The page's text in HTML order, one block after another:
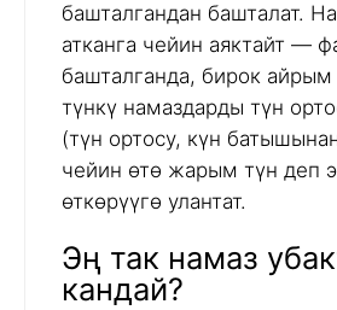
башталгандан башталат.
атканга чейин аяктайт —
башталганда, бирок
түнкү намаздарды түн
(түн ортосу, күн
чейин өтө жарым түн деп
өткөрүүгө улантат.
Эң так намаз
кандай?